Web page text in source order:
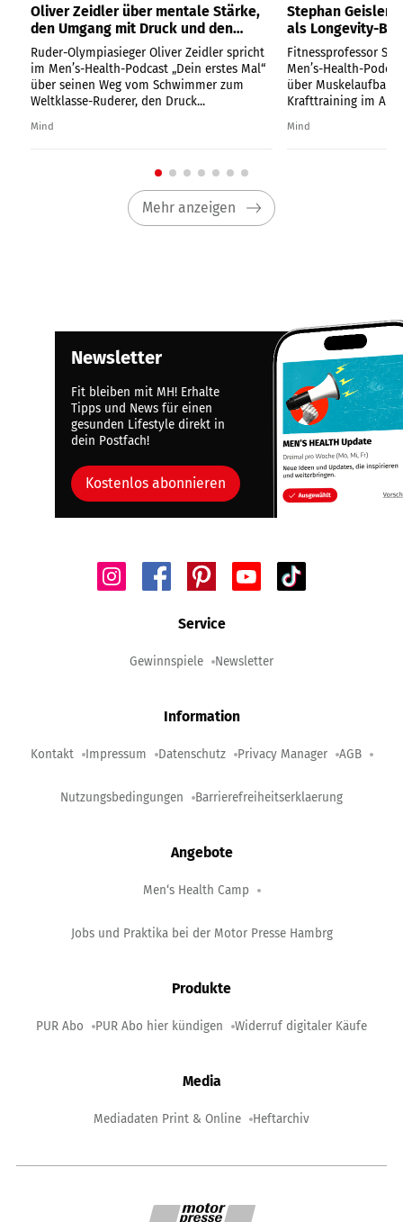
Oliver Zeidler über mentale Stärke,
den Umgang mit Druck und den
einsamsten Moment im Ruderboot
Ruder-Olympiasieger Oliver Zeidler spricht
im Men’s-Health-Podcast „Dein erstes Mal“
über seinen Weg vom Schwimmer zum
Weltklasse-Ruderer, den Druck...
Mind
Stephan Geisler
als Longevity-
und die
alle
Fitnessprofessor
Men’s-Health-
über Muskelaufbau,
Krafttraining im
Mind
Mehr anzeigen
Newsletter
Fit bleiben mit MH! Erhalte
Tipps und News für einen
gesunden Lifestyle direkt in
dein Postfach!
Kostenlos abonnieren
Service
Gewinnspiele Newsletter
Information
Kontakt Impressum Datenschutz Privacy Manager AGB
Nutzungsbedingungen Barrierefreiheitserklaerung
Angebote
Men‘s Health Camp
Jobs und Praktika bei der Motor Presse Hambrg
Produkte
PUR Abo PUR Abo hier kündigen Widerruf digitaler Käufe
Media
Mediadaten Print & Online Heftarchiv